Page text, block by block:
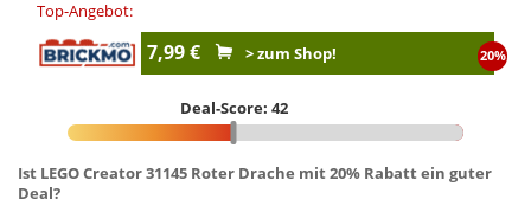
Top-Angebot:
7,99 € 20%
> zum Shop!
Deal-Score: 42
Ist LEGO Creator 31145 Roter Drache mit 20% Rabatt ein guter
Deal?